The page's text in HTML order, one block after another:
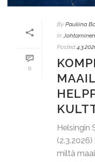
0
By Pauliina
In Johtaminen
Posted
Helsingin
miltä